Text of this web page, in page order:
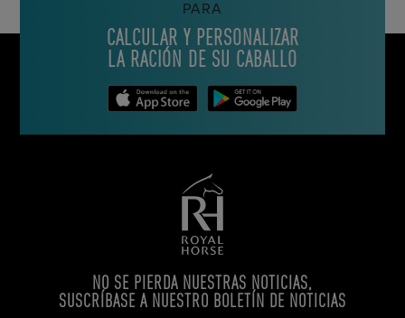
PARA
CALCULAR Y PERSONALIZAR
LA RACIÓN DE SU CABALLO
NO SE PIERDA NUESTRAS NOTICIAS,
SUSCRÍBASE A NUESTRO BOLETÍN DE NOTICIAS